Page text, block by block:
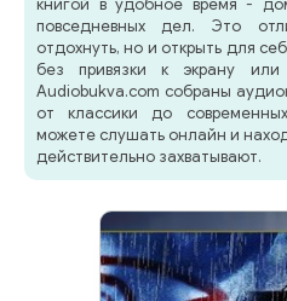
книгой в удобное время -
повседневных дел. Это
отдохнуть, но и открыть для
без привязки к экрану
Audiobukva.com собраны
от классики до
можете слушать онлайн и
действительно захватывают.